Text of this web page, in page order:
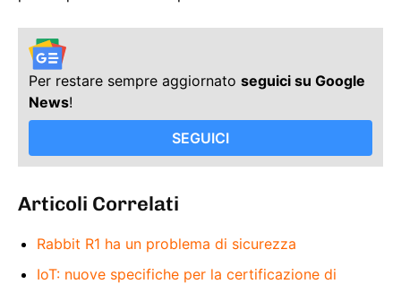
Per restare sempre aggiornato seguici su Google
News!
SEGUICI
Articoli Correlati
Rabbit R1 ha un problema di sicurezza
IoT: nuove specifiche per la certificazione di